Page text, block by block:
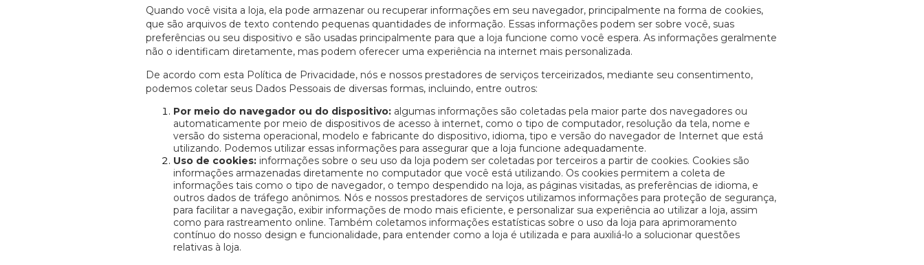
Quando você visita a loja, ela pode armazenar ou recuperar informações em seu navegador, principalmente na forma de cookies,
que são arquivos de texto contendo pequenas quantidades de informação. Essas informações podem ser sobre você, suas
preferências ou seu dispositivo e são usadas principalmente para que a loja funcione como você espera. As informações geralmente
não o identificam diretamente, mas podem oferecer uma experiência na internet mais personalizada.
De acordo com esta Política de Privacidade, nós e nossos prestadores de serviços terceirizados, mediante seu consentimento,
podemos coletar seus Dados Pessoais de diversas formas, incluindo, entre outros:
Por meio do navegador ou do dispositivo: algumas informações são coletadas pela maior parte dos navegadores ou
automaticamente por meio de dispositivos de acesso à internet, como o tipo de computador, resolução da tela, nome e
versão do sistema operacional, modelo e fabricante do dispositivo, idioma, tipo e versão do navegador de Internet que está
utilizando. Podemos utilizar essas informações para assegurar que a loja funcione adequadamente.
Uso de cookies: informações sobre o seu uso da loja podem ser coletadas por terceiros a partir de cookies. Cookies são
informações armazenadas diretamente no computador que você está utilizando. Os cookies permitem a coleta de
informações tais como o tipo de navegador, o tempo despendido na loja, as páginas visitadas, as preferências de idioma, e
outros dados de tráfego anônimos. Nós e nossos prestadores de serviços utilizamos informações para proteção de segurança,
para facilitar a navegação, exibir informações de modo mais eficiente, e personalizar sua experiência ao utilizar a loja, assim
como para rastreamento online. Também coletamos informações estatísticas sobre o uso da loja para aprimoramento
contínuo do nosso design e funcionalidade, para entender como a loja é utilizada e para auxiliá-lo a solucionar questões
relativas à loja.